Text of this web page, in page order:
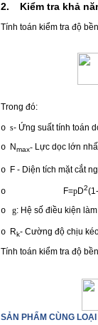
2. Kiểm tra khả
Tính toán kiểm tra độ
Trong đó:
o s- Ứng suất tính toán
o Nmax- Lực dọc lớn
o F - Diện tích mặt cắt
o F=pD2(1-
o
g: Hệ số điều kiện
o Rk- Cường độ chịu
Tính toán kiểm tra độ
SẢN PHẨM CÙNG LOẠI